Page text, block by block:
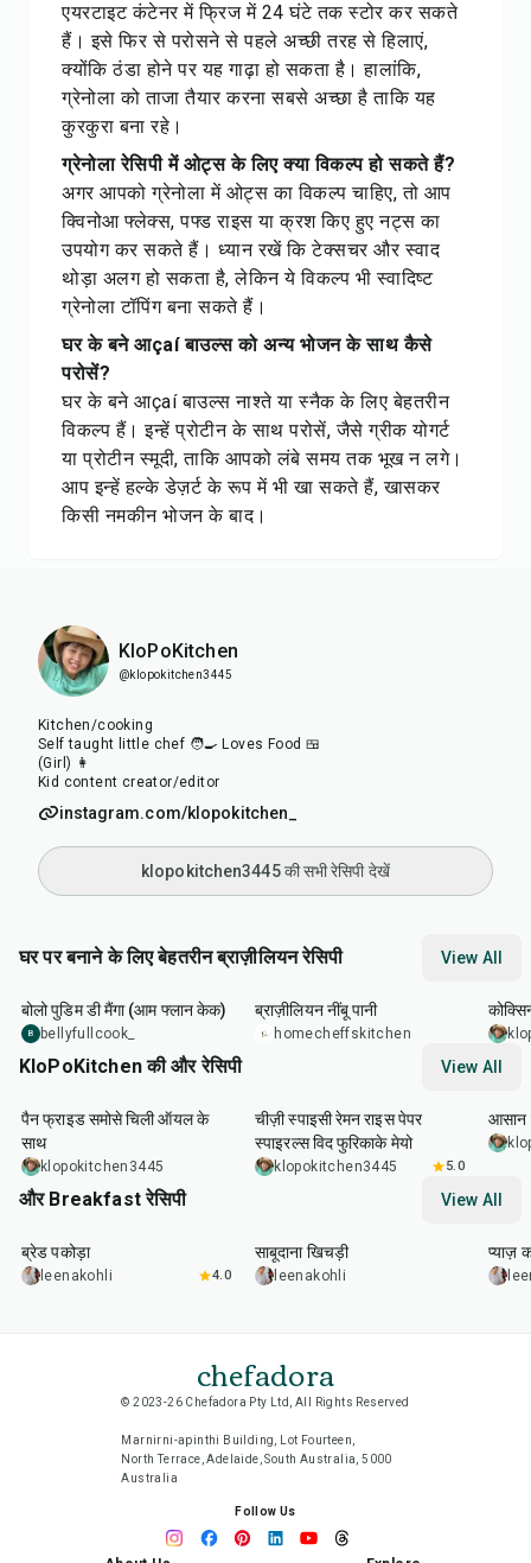
एयरटाइट कंटेनर में फ्रिज में 24 घंटे तक स्टोर कर सकते
हैं। इसे फिर से परोसने से पहले अच्छी तरह से हिलाएं,
क्योंकि ठंडा होने पर यह गाढ़ा हो सकता है। हालांकि,
ग्रेनोला को ताजा तैयार करना सबसे अच्छा है ताकि यह
कुरकुरा बना रहे।
ग्रेनोला रेसिपी में ओट्स के लिए क्या विकल्प हो सकते हैं?
अगर आपको ग्रेनोला में ओट्स का विकल्प चाहिए, तो आप
क्विनोआ फ्लेक्स, पफ्ड राइस या क्रश किए हुए नट्स का
उपयोग कर सकते हैं। ध्यान रखें कि टेक्सचर और स्वाद
थोड़ा अलग हो सकता है, लेकिन ये विकल्प भी स्वादिष्ट
ग्रेनोला टॉपिंग बना सकते हैं।
घर के बने आçaí बाउल्स को अन्य भोजन के साथ कैसे
परोसें?
घर के बने आçaí बाउल्स नाश्ते या स्नैक के लिए बेहतरीन
विकल्प हैं। इन्हें प्रोटीन के साथ परोसें, जैसे ग्रीक योगर्ट
या प्रोटीन स्मूदी, ताकि आपको लंबे समय तक भूख न लगे।
आप इन्हें हल्के डेज़र्ट के रूप में भी खा सकते हैं, खासकर
किसी नमकीन भोजन के बाद।
KloPoKitchen
@klopokitchen3445
Kitchen/cooking
Self taught little chef 🧑‍🍳 Loves Food 🍱
(Girl) 👩
Kid content creator/editor
instagram.com/klopokitchen_
klopokitchen3445 की सभी रेसिपी देखें
घर पर बनाने के लिए बेहतरीन ब्राज़ीलियन रेसिपी View All
5
बोलो पुडिम डी मैंगा (आम फ्लान केक)
B bellyfullcook_
min
ब्राज़ीलियन नींबू पानी
homecheffskitchen
KloPoKitchen की और रेसिपी View All
पैन फ्राइड समोसे चिली ऑयल के
साथ
klopokitchen3445
चीज़ी स्पाइसी रेमन राइस पेपर
स्पाइरल्स विद फुरिकाके मेयो
klopokitchen3445 5.0
आसान
और Breakfast रेसिपी View All
15
ब्रेड पकोड़ा
leenakohli 4.0
साबूदाना खिचड़ी
leenakohli
प्याज़
chefadora
© 2023-26 Chefadora Pty Ltd, All Rights Reserved
Marnirni-apinthi Building, Lot Fourteen,
North Terrace, Adelaide, South Australia, 5000
Australia
Follow Us